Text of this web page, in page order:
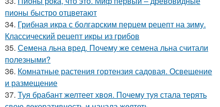
пионы быстро отцветают
34. Грибная икра с болгарским перцем рецепт на зиму.
Классический рецепт икры из грибов
35. Семена льна вред. Почему же семена льна считали
полезными?
36. Комнатные растения гортензия садовая. Освещение
и размещение
37. Туя брабант желтеет хвоя. Почему туя стала терять